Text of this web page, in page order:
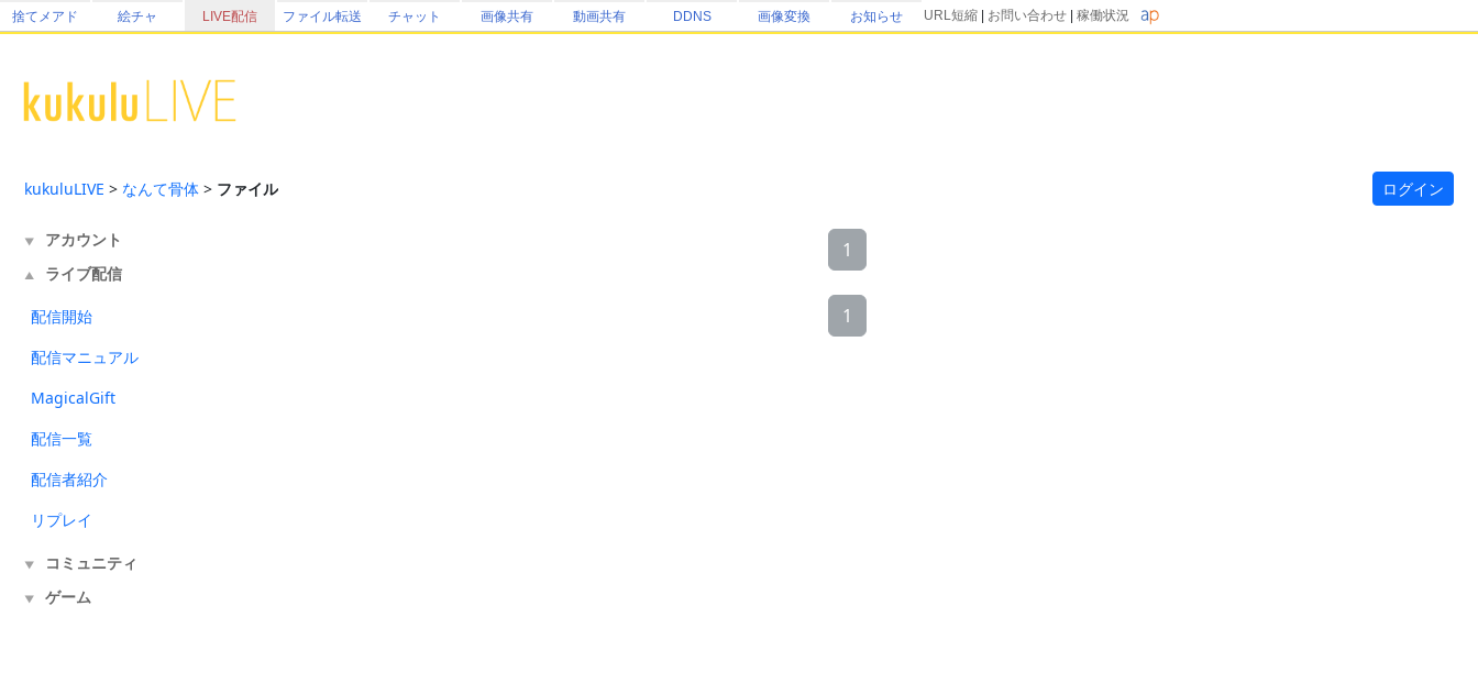
捨てメアド 絵チャ LIVE配信 ファイル転送 チャット 画像共有 動画共有 DDNS 画像変換 お知らせ URL短縮 お問い合わせ 稼働状況
kukuluLIVE > なんて骨体 > ファイル ログイン
▼ アカウント
▲ ライブ配信
配信開始
配信マニュアル
MagicalGift
配信一覧
配信者紹介
リプレイ
▼ コミュニティ
▼ ゲーム
1
1